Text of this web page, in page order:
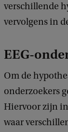
verschillende
vervolgens in
EEG-
Om de
onderzoekers
Hiervoor zijn
waar